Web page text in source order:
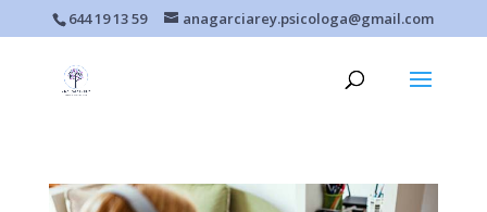
644 19 13 59 anagarciarey.psicologa@gmail.com